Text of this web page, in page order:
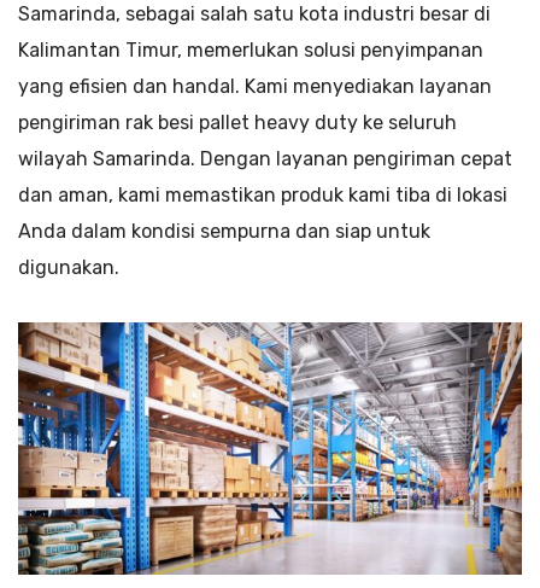
Samarinda, sebagai salah satu kota industri besar di
Kalimantan Timur, memerlukan solusi penyimpanan
yang efisien dan handal. Kami menyediakan layanan
pengiriman rak besi pallet heavy duty ke seluruh
wilayah Samarinda. Dengan layanan pengiriman cepat
dan aman, kami memastikan produk kami tiba di lokasi
Anda dalam kondisi sempurna dan siap untuk
digunakan.